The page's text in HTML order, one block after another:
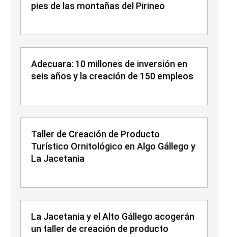
pies de las montañas del Pirineo
Adecuara: 10 millones de inversión en
seis años y la creación de 150 empleos
Taller de Creación de Producto
Turístico Ornitológico en Algo Gállego y
La Jacetania
La Jacetania y el Alto Gállego acogerán
un taller de creación de producto